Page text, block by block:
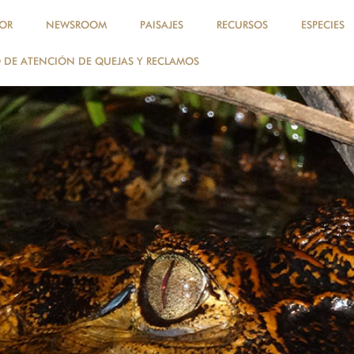
NEWSROOM PAISAJES RECURSOS ESPECIES
ATENCIÓN DE QUEJAS Y RECLAMOS